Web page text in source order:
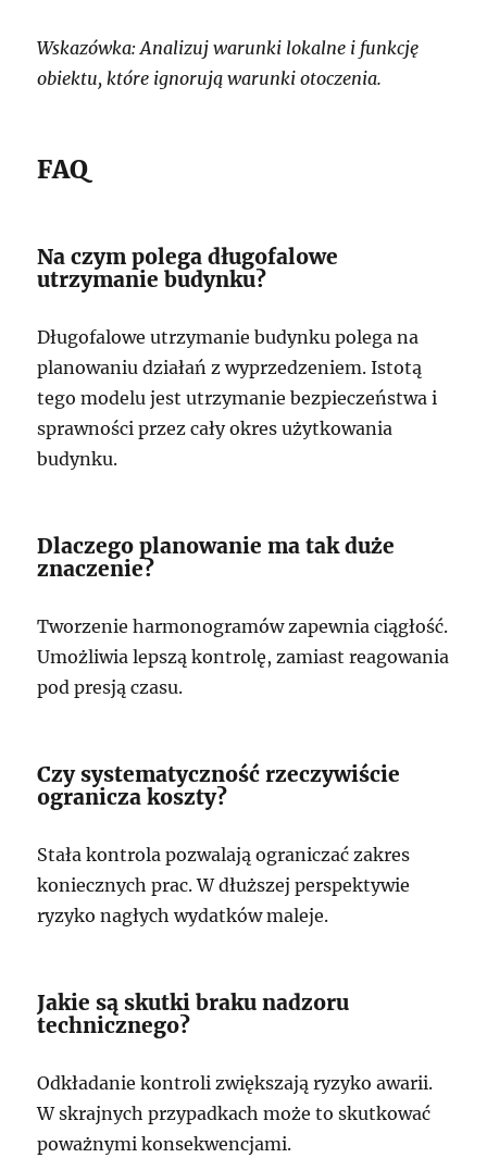
Wskazówka: Analizuj warunki lokalne i funkcję
obiektu, które ignorują warunki otoczenia.
FAQ
Na czym polega długofalowe
utrzymanie budynku?
Długofalowe utrzymanie budynku polega na
planowaniu działań z wyprzedzeniem. Istotą
tego modelu jest utrzymanie bezpieczeństwa i
sprawności przez cały okres użytkowania
budynku.
Dlaczego planowanie ma tak duże
znaczenie?
Tworzenie harmonogramów zapewnia ciągłość.
Umożliwia lepszą kontrolę, zamiast reagowania
pod presją czasu.
Czy systematyczność rzeczywiście
ogranicza koszty?
Stała kontrola pozwalają ograniczać zakres
koniecznych prac. W dłuższej perspektywie
ryzyko nagłych wydatków maleje.
Jakie są skutki braku nadzoru
technicznego?
Odkładanie kontroli zwiększają ryzyko awarii.
W skrajnych przypadkach może to skutkować
poważnymi konsekwencjami.